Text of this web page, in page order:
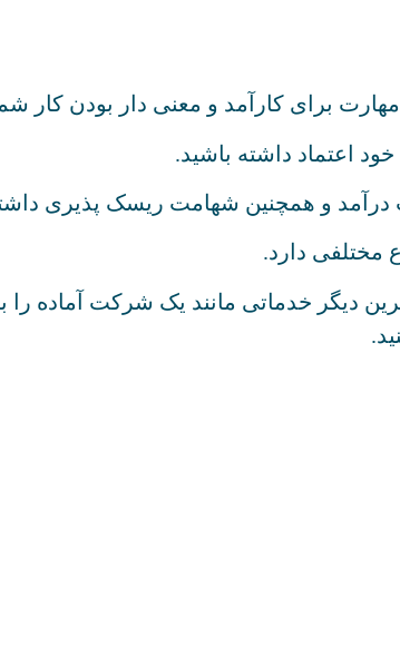
برای کارآمد و معنی دار بودن کار
اعتماد داشته باشید.
و همچنین شهامت ریسک پذیری
مختلفی دارد.
دیگر خدماتی مانند یک شرکت آماده را